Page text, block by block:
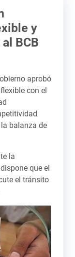
y
BCB
aprobó
con el
balanza de
la
que el
el tránsito